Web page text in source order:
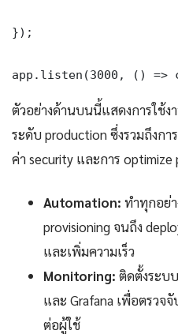
});
app.listen(3000, () =>
ตัวอย่างด้านบนนี้แสดงการใช้ง
ระดับ production ซึ่งรวมถึงกา
ค่า security และการ optimize
Automation: ทำทุกอย่
provisioning จนถึง
และเพิ่มความเร็ว
Monitoring: ติดตั้งระบ
และ Grafana เพื่อตรว
ต่อผู้ใช้